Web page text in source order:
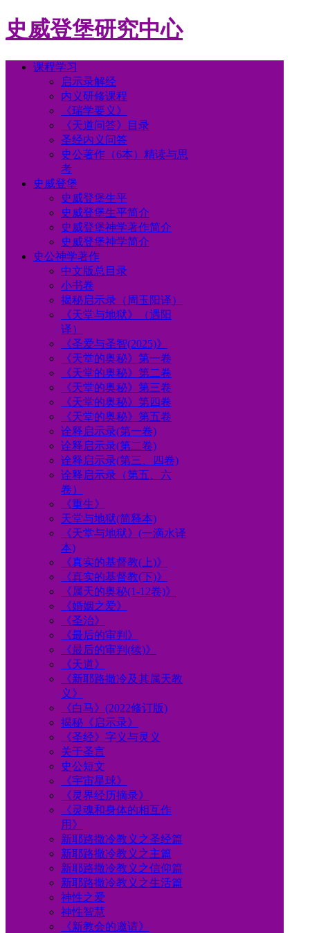
史威登堡研究中心
课程学习
启示录解经
内义研修课程
《瑞学要义》
《天道问答》目录
圣经内义问答
史公著作（6本）精读与思
考
史威登堡
史威登堡生平
史威登堡生平简介
史威登堡神学著作简介
史威登堡神学简介
史公神学著作
中文版总目录
小书卷
揭秘启示录（周玉阳译）
《天堂与地狱》（遇阳
译）
《圣爱与圣智(2025)》
《天堂的奥秘》第一卷
《天堂的奥秘》第二卷
《天堂的奥秘》第三卷
《天堂的奥秘》第四卷
《天堂的奥秘》第五卷
诠释启示录(第一卷)
诠释启示录(第二卷)
诠释启示录(第三、四卷)
诠释启示录（第五、六
卷）
《重生》
天堂与地狱(简释本)
《天堂与地狱》(一滴水译
本)
《真实的基督教(上)》
《真实的基督教(下)》
《属天的奥秘(1-12卷)》
《婚姻之爱》
《圣治》
《最后的审判》
《最后的审判(续)》
《天道》
《新耶路撒冷及其属天教
义》
《白马》(2022修订版)
揭秘《启示录》
《圣经》字义与灵义
关于圣言
史公短文
《宇宙星球》
《灵界经历摘录》
《灵魂和身体的相互作
用》
新耶路撒冷教义之圣经篇
新耶路撒冷教义之主篇
新耶路撒冷教义之信仰篇
新耶路撒冷教义之生活篇
神性之爱
神性智慧
《新教会的邀请》